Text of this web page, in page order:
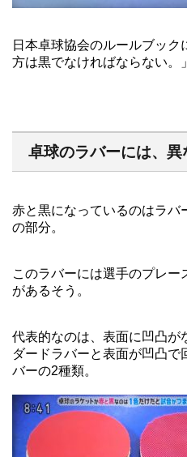
日本卓球協会のルールブッ
方は黒でなければならない。
卓球のラバーには、異
赤と黒になっているのはラバ
の部分。
このラバーには選手のプレ
があるそう。
代表的なのは、表面に凹凸が
ダードラバーと表面が凹凸で
バーの2種類。